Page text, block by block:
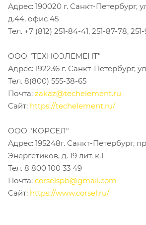
Адрес: 190020 г. Санкт-Петербург,
д.44, офис 45
Тел. +7 (812) 251-84-41, 251-87-78,
ООО "ТЕХНОЭЛЕМЕНТ"
Адрес: 192236 г. Санкт-Петербург,
Тел. 8(800) 555-38-65
Почта: zakaz@techelement.ru
Сайт: https://techelement.ru/
ООО "КОРСЕЛ"
Адрес: 195248г. Санкт-Петербург,
Энергетиков, д. 19 лит. к.1
Тел. 8 800 100 33 49
Почта: corselspb@gmail.com
Сайт: https://www.corsel.ru/